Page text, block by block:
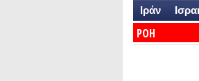
Ιράν
ΡΟΗ